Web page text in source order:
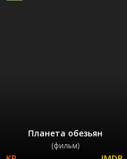
Планета обезьян
(фильм)